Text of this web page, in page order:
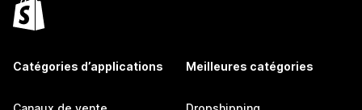
Catégories d’applications Meilleures catégories